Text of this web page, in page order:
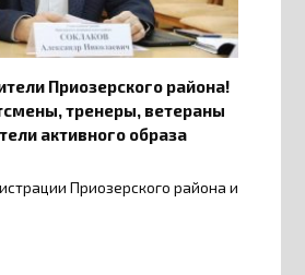
Приозерского района!
тренеры, ветераны
активного образа
Приозерского района и